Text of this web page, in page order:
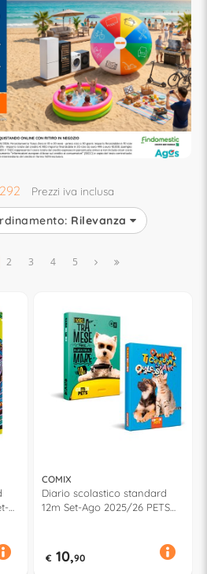
292 Prezzi iva inclusa
Rilevanza
2 3 4 5  
COMIX
Diario scolastico standard
12m Set-Ago 2025/26 PETS
€ 10,90